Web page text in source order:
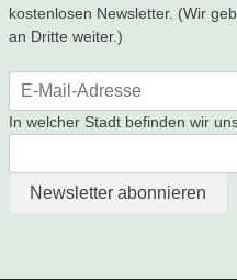
kostenlosen Newsletter. (Wir
an Dritte weiter.)
In welcher Stadt befinden wir